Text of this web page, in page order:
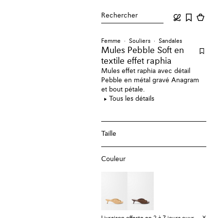
Rechercher
Femme Souliers Sandales
Mules Pebble Soft en
textile effet raphia
Mules effet raphia avec détail
Pebble en métal gravé Anagram
et bout pétale.
Tous les détails
Taille
Couleur